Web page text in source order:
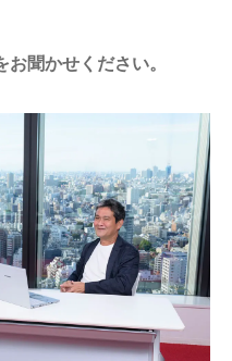
聞かせください。